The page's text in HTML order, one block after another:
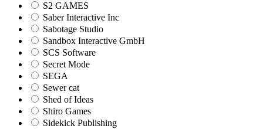
S2 GAMES
Saber Interactive Inc
Sabotage Studio
Sandbox Interactive GmbH
SCS Software
Secret Mode
SEGA
Sewer cat
Shed of Ideas
Shiro Games
Sidekick Publishing